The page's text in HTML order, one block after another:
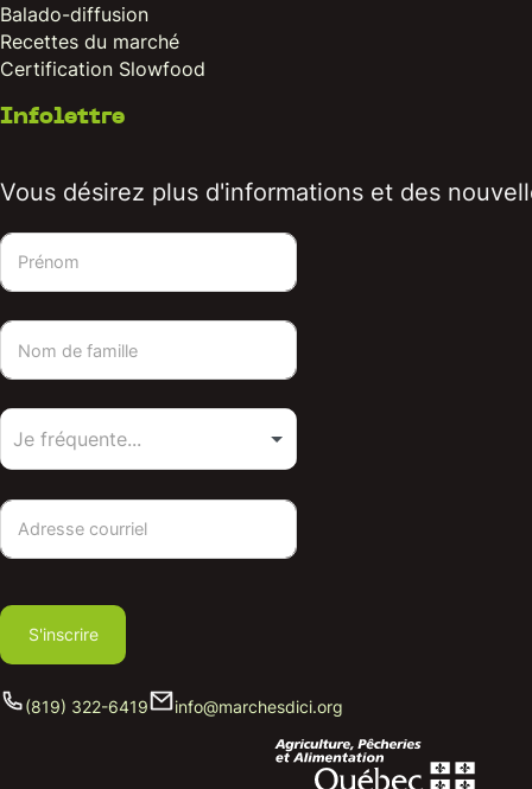
Balado-diffusion
Recettes du marché
Certification Slowfood
Infolettre
Vous désirez plus d'informations et des
S'inscrire
(819) 322-6419 info@marchesdici.org